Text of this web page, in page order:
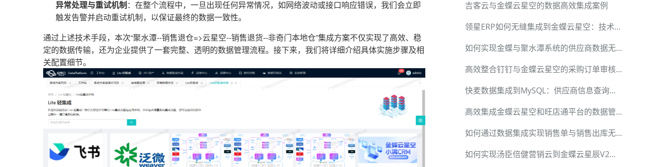
异常处理与重试机制：在整个流程中，一旦出现任何异常情况，如网络波动或接口响应错误，我们会立即
触发告警并启动重试机制，以保证最终的数据一致性。
通过上述技术手段，本次“聚水潭--销售退仓=>云星空--销售退货--非奇门本地仓”集成方案不仅实现了高效、稳
定的数据传输，还为企业提供了一套完整、透明的数据管理流程。接下来，我们将详细介绍具体实施步骤及相
关配置细节。
吉客云与金蝶云星空的数据高效集成案例
领星ERP如何无缝集成到金蝶云星空：技术案例解析
如何实现金蝶与聚水潭系统的供应商数据无缝集成
高效整合钉钉与金蝶云星空的采购订单审核流程
快麦数据集成到MySQL：供应商信息查询实现流程
高效集成金蝶云星空和旺店通平台的数据管理
如何通过数据集成实现销售单与销售出库无缝对接
如何实现汤臣倍健营销云到金蝶云星辰V2采购入库数据同步